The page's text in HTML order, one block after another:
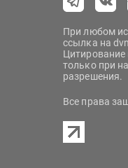
При любом
ссылка на
Цитирование
только при
разрешения.
Все права